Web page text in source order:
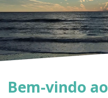
Bem-vindo ao